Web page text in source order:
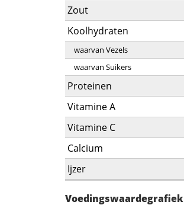
Zout
Koolhydraten
waarvan Vezels
waarvan Suikers
Proteinen
Vitamine A
Vitamine C
Calcium
Ijzer
Voedingswaardegrafiek